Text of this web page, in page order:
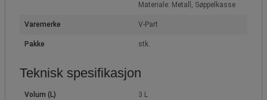
Materiale: Metall, Søppelkasse
Varemerke V-Part
Pakke stk.
Teknisk spesifikasjon
Volum (L) 3 L